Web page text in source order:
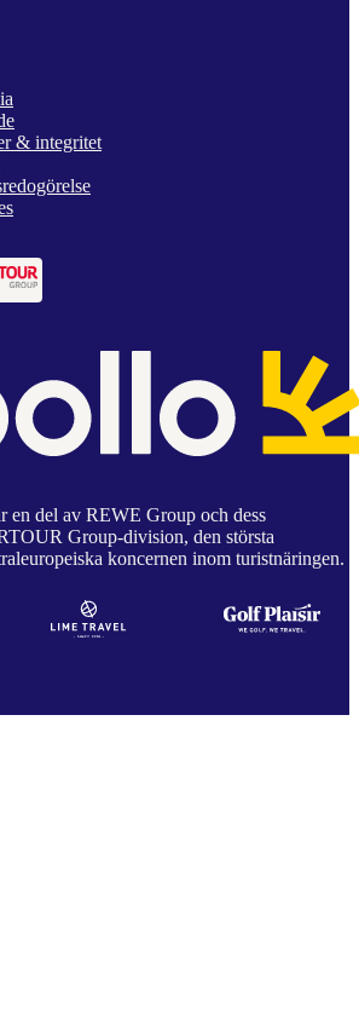
& integritet
en del av REWE Group och dess
Group-division, den största
koncernen inom turistnäringen.